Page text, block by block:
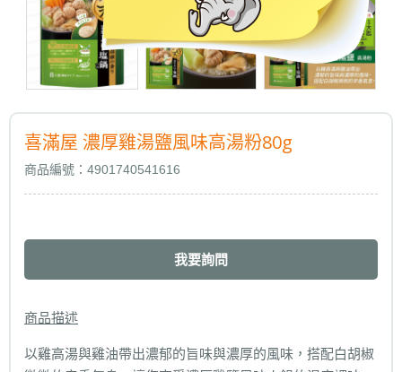
喜滿屋 濃厚雞湯鹽風味高湯粉80g
商品編號：4901740541616
我要詢問
商品描述
以雞高湯與雞油帶出濃郁的旨味與濃厚的風味，搭配白胡椒